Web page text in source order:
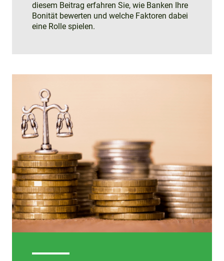
diesem Beitrag erfahren Sie, wie Banken Ihre
Bonität bewerten und welche Faktoren dabei
eine Rolle spielen.